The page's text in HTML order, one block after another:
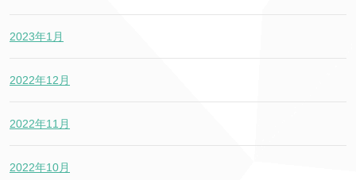
2023年1月
2022年12月
2022年11月
2022年10月